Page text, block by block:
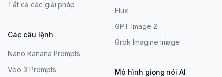
Tất cả các giải pháp
Các câu lệnh
Nano Banana Prompts
Veo 3 Prompts
Flux
GPT Image 2
Grok Imagine Image
Mô hình giọng nói AI